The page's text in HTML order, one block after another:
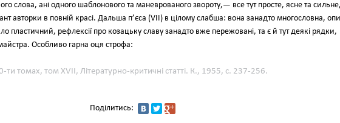
слова, ані одного шаблонового та маневрованого звороту,— все тут просте, ясне та
авторки в повній красі. Дальша п’єса (VII) в цілому слабша: вона занадто многословна,
пластичний, рефлексії про козацьку славу занадто вже пережовані, та є й тут деякі рядки,
Особливо гарна оця строфа:
ти томах, том XVIІ, Літературно-критичні статті. К., 1955, с. 237-256.
Поділитись: